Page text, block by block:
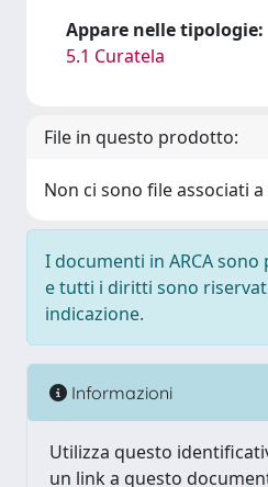
Appare nelle tipologie:
5.1 Curatela
File in questo prodotto:
Non ci sono file associati
I documenti in ARCA
e tutti i diritti sono
indicazione.
Informazioni
Utilizza questo
un link a questo